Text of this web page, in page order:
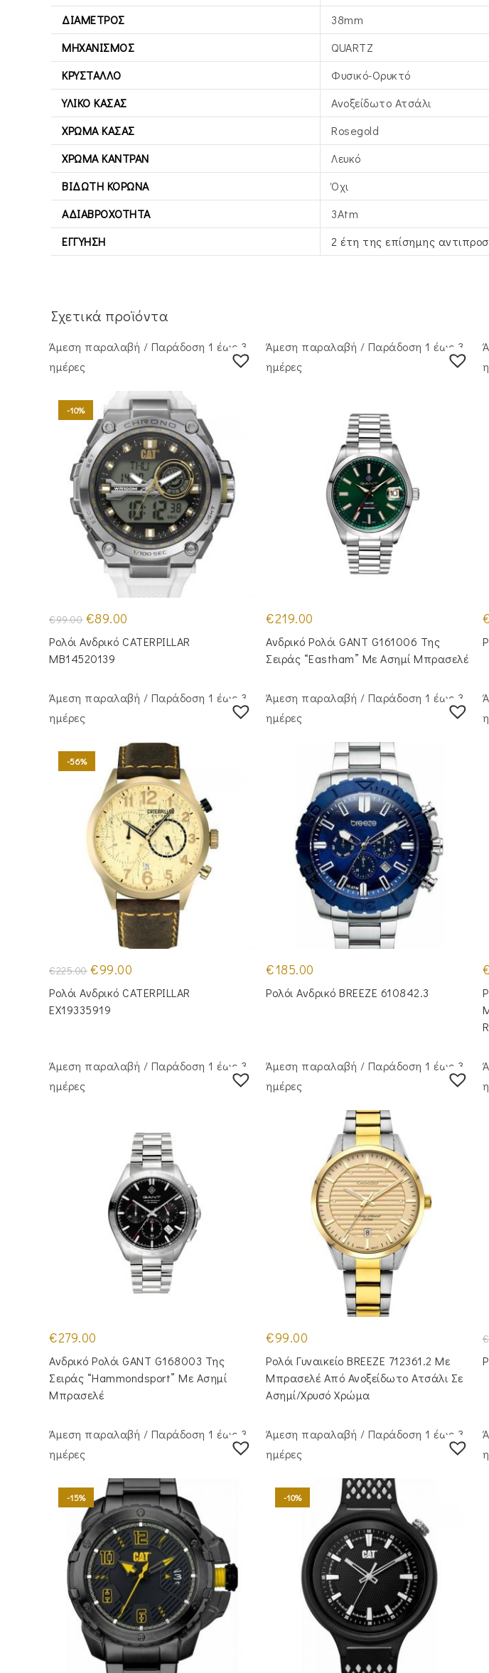
ΔΙΆΜΕΤΡΟΣ
38mm
ΜΗΧΑΝΙΣΜΌΣ
QUARTZ
ΚΡΎΣΤΑΛΛΟ
Φυσικό-Ορυκτό
ΥΛΙΚΌ ΚΆΣΑΣ
Ανοξείδωτο Ατσάλι
ΧΡΏΜΑ ΚΆΣΑΣ
Rosegold
ΧΡΏΜΑ ΚΑΝΤΡΆΝ
Λευκό
ΒΙΔΩΤΉ ΚΟΡΏΝΑ
Όχι
ΑΔΙΑΒΡΟΧΌΤΗΤΑ
3Atm
ΕΓΓΎΗΣΗ
2 έτη της επίσημης
Σχετικά προϊόντα
Άμεση παραλαβή / Παράδoση 1 έως 3
ημέρες
-10%
€99.00 Original
price
was:
€99.00.
€89.00
τιμή
είναι:
Ρολόι Ανδρικό CATERPILLAR
MB14520139
Άμεση παραλαβή / Παράδoση 1 έως 3
ημέρες
€219.00
Ανδρικό Ρολόι GANT G161006 Της
Σειράς “Eastham” Με Ασημί Μπρασελέ
Άμεση παραλαβή / Παράδoση 1 έως 3
ημέρες
-56%
€225.00 Original
price
was:
€225.00.
€99.00
τιμή
είναι:
Ρολόι Ανδρικό CATERPILLAR
EX19335919
Άμεση παραλαβή / Παράδoση 1 έως 3
ημέρες
€185.00
Ρολόι Ανδρικό BREEZE 610842.3
Άμεση παραλαβή / Παράδoση 1 έως 3
ημέρες
€279.00
Ανδρικό Ρολόι GANT G168003 Της
Σειράς “Hammondsport” Με Ασημί
Μπρασελέ
Άμεση παραλαβή / Παράδoση 1 έως 3
ημέρες
€99.00
Ρολόι Γυναικείο BREEZE 712361.2 Με
Μπρασελέ Από Ανοξείδωτο Ατσάλι Σε
Ασημί/Χρυσό Χρώμα
€
Άμεση παραλαβή / Παράδoση 1 έως 3
ημέρες
-15%
Άμεση παραλαβή / Παράδoση 1 έως 3
ημέρες
-10%